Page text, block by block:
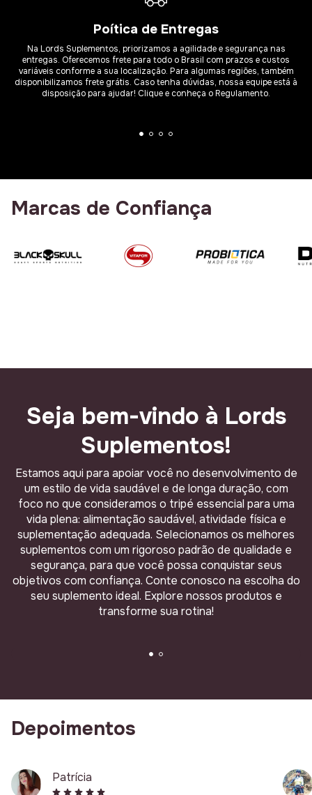
Poítica de Entregas
Na Lords Suplementos, priorizamos a agilidade e segurança nas
entregas. Oferecemos frete para todo o Brasil com prazos e custos
variáveis conforme a sua localização. Para algumas regiões, também
disponibilizamos frete grátis. Caso tenha dúvidas, nossa equipe está à
disposição para ajudar! Clique e conheça o Regulamento.
Marcas de Confiança
Seja bem-vindo à Lords
Suplementos!
Estamos aqui para apoiar você no desenvolvimento de
um estilo de vida saudável e de longa duração, com
foco no que consideramos o tripé essencial para uma
vida plena: alimentação saudável, atividade física e
suplementação adequada. Selecionamos os melhores
suplementos com um rigoroso padrão de qualidade e
segurança, para que você possa conquistar seus
objetivos com confiança. Conte conosco na escolha do
seu suplemento ideal. Explore nossos produtos e
transforme sua rotina!
Depoimentos
Patrícia